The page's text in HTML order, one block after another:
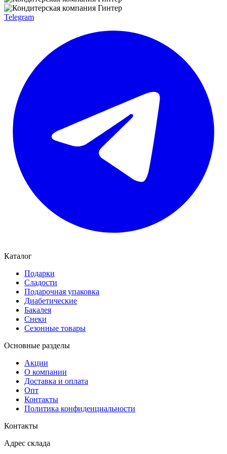
Telegram
Каталог
Подарки
Сладости
Подарочная упаковка
Диабетические
Бакалея
Снеки
Сезонные товары
Основные разделы
Акции
О компании
Доставка и оплата
Опт
Контакты
Политика конфиденциальности
Контакты
Адрес склада